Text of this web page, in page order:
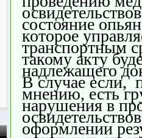
состояние
которое
транспортным
такому акту
надлежащего
В случае если,
мнению, есть
нарушения в
оформлении